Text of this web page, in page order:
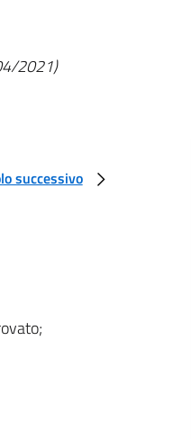
2021)
successivo